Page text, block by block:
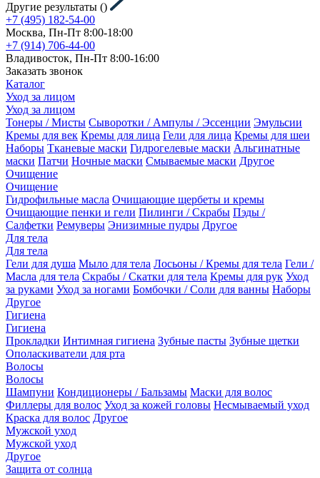
Другие результаты ()
+7 (495) 182-54-00
Москва, Пн-Пт 8:00-18:00
+7 (914) 706-44-00
Владивосток, Пн-Пт 8:00-16:00
Заказать звонок
Каталог
Уход за лицом
Уход за лицом
Тонеры / Мисты Сыворотки / Ампулы / Эссенции Эмульсии
Кремы для век Кремы для лица Гели для лица Кремы для шеи
Наборы Тканевые маски Гидрогелевые маски Альгинатные
маски Патчи Ночные маски Смываемые маски Другое
Очищение
Очищение
Гидрофильные масла Очищающие щербеты и кремы
Очищающие пенки и гели Пилинги / Скрабы Пэды /
Салфетки Ремуверы Энизимные пудры Другое
Для тела
Для тела
Гели для душа Мыло для тела Лосьоны / Кремы для тела Гели /
Масла для тела Скрабы / Скатки для тела Кремы для рук Уход
за руками Уход за ногами Бомбочки / Соли для ванны Наборы
Другое
Гигиена
Гигиена
Прокладки Интимная гигиена Зубные пасты Зубные щетки
Ополаскиватели для рта
Волосы
Волосы
Шампуни Кондиционеры / Бальзамы Маски для волос
Филлеры для волос Уход за кожей головы Несмываемый уход
Краска для волос Другое
Мужской уход
Мужской уход
Другое
Защита от солнца